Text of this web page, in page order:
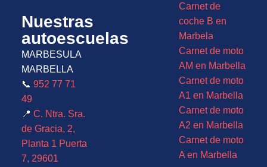
Nuestras
autoescuelas
MARBESULA
MARBELLA
📞 952 77 71
49
📍 C. Ntra. Sra.
de Gracia, 2,
Planta 1 Puerta
7, 29601
Carnet de
coche B en
Marbela
Carnet de moto
AM en Marbella
Carnet de moto
A1 en Marbella
Carnet de moto
A2 en Marbella
Carnet de moto
A en Marbella